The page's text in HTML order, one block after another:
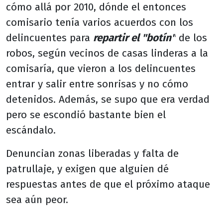
cómo allá por 2010, dónde el entonces
comisario tenía varios acuerdos con los
delincuentes para repartir el "botín" de los
robos, según vecinos de casas linderas a la
comisaría, que vieron a los delincuentes
entrar y salir entre sonrisas y no cómo
detenidos. Además, se supo que era verdad
pero se escondió bastante bien el
escándalo.
Denuncian zonas liberadas y falta de
patrullaje, y exigen que alguien dé
respuestas antes de que el próximo ataque
sea aún peor.